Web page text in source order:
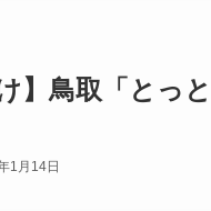
】鳥取「とっ
1月14日